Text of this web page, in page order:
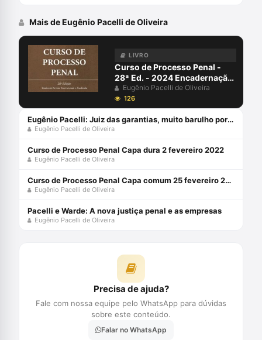
Mais de Eugênio Pacelli de Oliveira
LIVRO
Curso de Processo Penal -
28ª Ed. - 2024 Encadernação
de livro didático 6 março
2024
Eugênio Pacelli de Oliveira
126
Eugênio Pacelli: Juiz das garantias, muito barulho por nem tanto
Eugênio Pacelli de Oliveira
Curso de Processo Penal Capa dura 2 fevereiro 2022
Eugênio Pacelli de Oliveira
Curso de Processo Penal Capa comum 25 fevereiro 2021
Eugênio Pacelli de Oliveira
Pacelli e Warde: A nova justiça penal e as empresas
Eugênio Pacelli de Oliveira
Precisa de ajuda?
Fale com nossa equipe pelo WhatsApp para dúvidas
sobre este conteúdo.
Falar no WhatsApp